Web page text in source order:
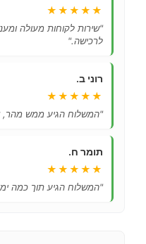
★★★★★
"שירות לקוחות מעולה
לרכישה."
רוני ב.
★★★★★
"המשלוח הגיע ממש מהר,
תומר ח.
★★★★★
"המשלוח הגיע תוך כמה